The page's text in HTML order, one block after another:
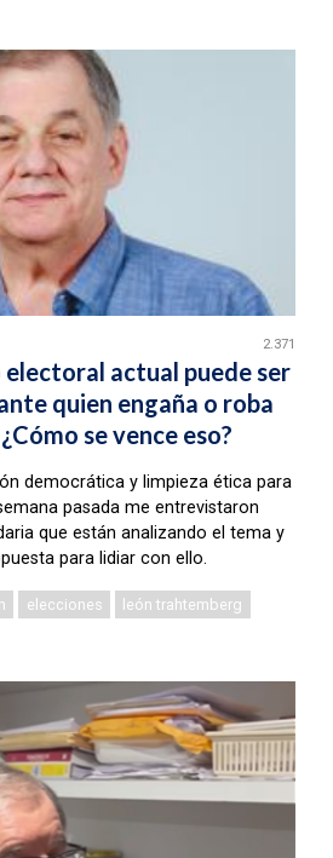
2.371
electoral actual puede ser
quien engaña o roba
se vence eso?
democrática y limpieza ética para
pasada me entrevistaron
que están analizando el tema y
para lidiar con ello.
elecciones león trahtemberg